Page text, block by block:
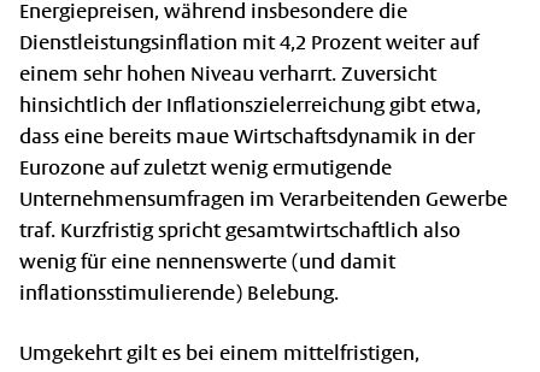
Energiepreisen, während insbesondere die
Dienstleistungsinflation mit 4,2 Prozent weiter auf
einem sehr hohen Niveau verharrt. Zuversicht
hinsichtlich der Inflationszielerreichung gibt etwa,
dass eine bereits maue Wirtschaftsdynamik in der
Eurozone auf zuletzt wenig ermutigende
Unternehmensumfragen im Verarbeitenden Gewerbe
traf. Kurzfristig spricht gesamtwirtschaftlich also
wenig für eine nennenswerte (und damit
inflationsstimulierende) Belebung.
Umgekehrt gilt es bei einem mittelfristigen,